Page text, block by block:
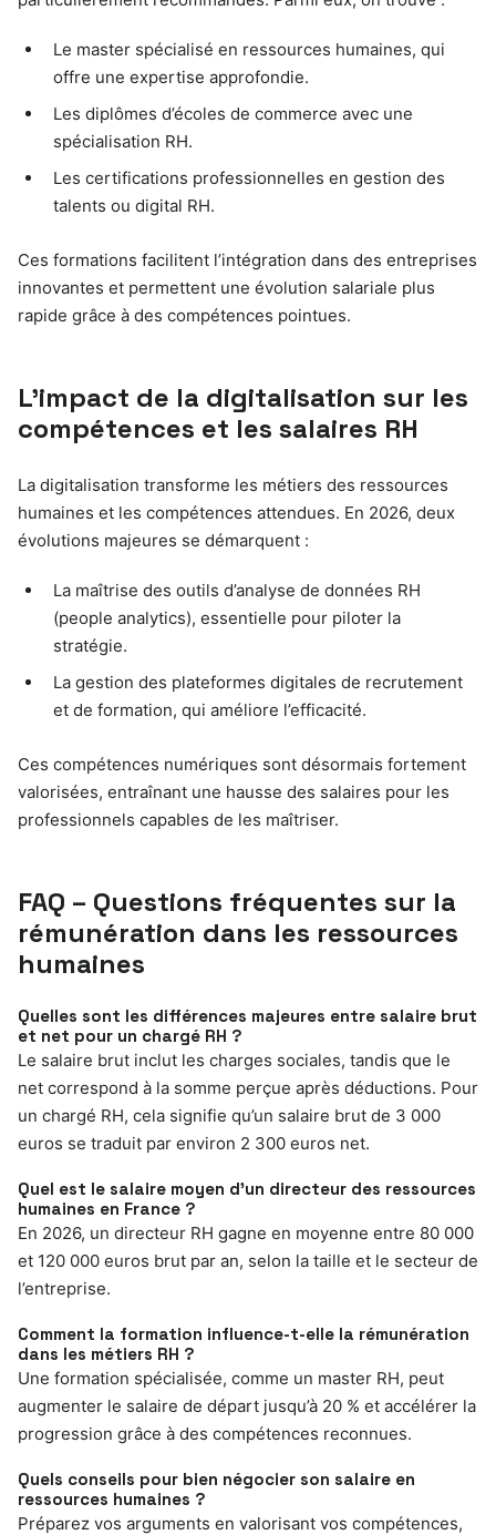
Le master spécialisé en ressources humaines, qui
offre une expertise approfondie.
Les diplômes d’écoles de commerce avec une
spécialisation RH.
Les certifications professionnelles en gestion des
talents ou digital RH.
Ces formations facilitent l’intégration dans des entreprises
innovantes et permettent une évolution salariale plus
rapide grâce à des compétences pointues.
L’impact de la digitalisation sur les
compétences et les salaires RH
La digitalisation transforme les métiers des ressources
humaines et les compétences attendues. En 2026, deux
évolutions majeures se démarquent :
La maîtrise des outils d’analyse de données RH
(people analytics), essentielle pour piloter la
stratégie.
La gestion des plateformes digitales de recrutement
et de formation, qui améliore l’efficacité.
Ces compétences numériques sont désormais fortement
valorisées, entraînant une hausse des salaires pour les
professionnels capables de les maîtriser.
FAQ – Questions fréquentes sur la
rémunération dans les ressources
humaines
Quelles sont les différences majeures entre salaire brut
et net pour un chargé RH ?
Le salaire brut inclut les charges sociales, tandis que le
net correspond à la somme perçue après déductions. Pour
un chargé RH, cela signifie qu’un salaire brut de 3 000
euros se traduit par environ 2 300 euros net.
Quel est le salaire moyen d’un directeur des ressources
humaines en France ?
En 2026, un directeur RH gagne en moyenne entre 80 000
et 120 000 euros brut par an, selon la taille et le secteur de
l’entreprise.
Comment la formation influence-t-elle la rémunération
dans les métiers RH ?
Une formation spécialisée, comme un master RH, peut
augmenter le salaire de départ jusqu’à 20 % et accélérer la
progression grâce à des compétences reconnues.
Quels conseils pour bien négocier son salaire en
ressources humaines ?
Préparez vos arguments en valorisant vos compétences,